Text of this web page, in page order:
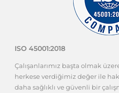
ISO 45001:2018
Çalışanlarımız başta olmak
herkese verdiğimiz değer ile
daha sağlıklı ve güvenli bir